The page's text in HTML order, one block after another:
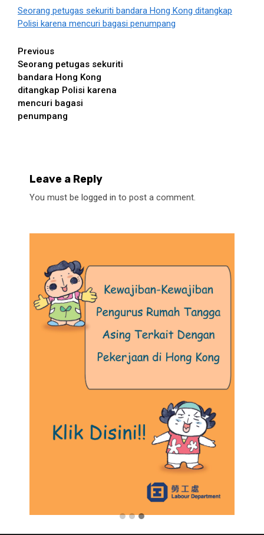
Seorang petugas sekuriti bandara Hong Kong ditangkap
Polisi karena mencuri bagasi penumpang
Continue
Reading
Previous
Seorang petugas sekuriti
bandara Hong Kong
ditangkap Polisi karena
mencuri bagasi
penumpang
Leave a Reply
You must be logged in to post a comment.